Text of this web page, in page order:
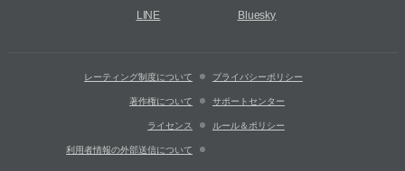
LINE Bluesky
レーティング制度について プライバシーポリシー
著作権について サポートセンター
ライセンス ルール＆ポリシー
利用者情報の外部送信について